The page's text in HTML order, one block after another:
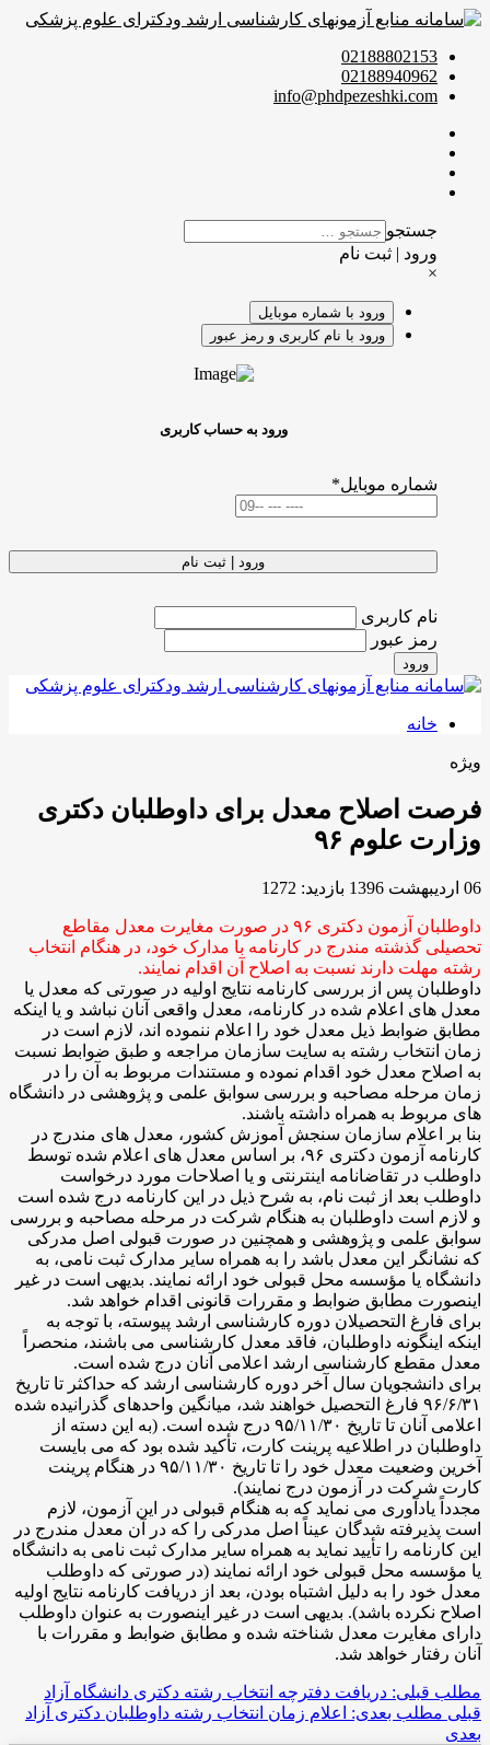
02188802153
02188940962
info@phdpezeshki.com
جستجو
ورود | ثبت نام
×
ورود با شماره موبایل
ورود با نام کاربری و رمز عبور
ورود به حساب کاربری
شماره موبایل*
ورود | ثبت نام
نام کاربری
رمز عبور
ورود
خانه
ویژه
فرصت اصلاح معدل برای داوطلبان دکتری
وزارت علوم ۹۶
06 ارديبهشت 1396 بازدید: 1272
داوطلبان آزمون دکتری ۹۶ در صورت مغایرت معدل مقاطع
تحصیلی گذشته مندرج در کارنامه با مدارک خود، در هنگام انتخاب
رشته مهلت دارند نسبت به اصلاح آن اقدام نمایند.
داوطلبان پس از بررسی کارنامه نتایج اولیه در صورتی که معدل یا
معدل های اعلام شده در کارنامه، معدل واقعی آنان نباشد و یا اینکه
مطابق ضوابط ذیل معدل خود را اعلام ننموده اند، لازم است در
زمان انتخاب رشته به سایت سازمان مراجعه و طبق ضوابط نسبت
به اصلاح معدل خود اقدام نموده و مستندات مربوط به آن را در
زمان مرحله مصاحبه و بررسی سوابق علمی و پژوهشی در دانشگاه
های مربوط به همراه داشته باشند.
بنا بر اعلام سازمان سنجش آموزش کشور، معدل های مندرج در
کارنامه آزمون دکتری ۹۶، بر اساس معدل های اعلام شده توسط
داوطلب در تقاضانامه اینترنتی و یا اصلاحات مورد درخواست
داوطلب بعد از ثبت نام، به شرح ذیل در این کارنامه درج شده است
و لازم است داوطلبان به هنگام شرکت در مرحله مصاحبه و بررسی
سوابق علمی و پژوهشی و همچنین در صورت قبولی اصل مدرکی
که نشانگر این معدل باشد را به همراه سایر مدارک ثبت نامی، به
دانشگاه یا مؤسسه محل قبولی خود ارائه نمایند. بدیهی است در غیر
اینصورت مطابق ضوابط و مقررات قانونی اقدام خواهد شد.
برای فارغ التحصیلان دوره کارشناسی ارشد پیوسته، با توجه به
اینکه اینگونه داوطلبان، فاقد معدل کارشناسی می باشند، منحصراً
معدل مقطع کارشناسی ارشد اعلامی آنان درج شده است.
برای دانشجویان سال آخر دوره کارشناسی ارشد که حداکثر تا تاریخ
۹۶/۶/۳۱ فارغ التحصیل خواهند شد، میانگین واحدهای گذرانیده شده
اعلامی آنان تا تاریخ ۹۵/۱۱/۳۰ درج شده است. (به این دسته از
داوطلبان در اطلاعیه پرینت کارت، تأکید شده بود که می بایست
آخرین وضعیت معدل خود را تا تاریخ ۹۵/۱۱/۳۰ در هنگام پرینت
کارت شرکت در آزمون درج نمایند).
مجدداً یادآوری می نماید که به هنگام قبولی در این آزمون، لازم
است پذیرفته شدگان عیناً اصل مدرکی را که در آن معدل مندرج در
این کارنامه را تأیید نماید به همراه سایر مدارک ثبت نامی به دانشگاه
یا مؤسسه محل قبولی خود ارائه نمایند (در صورتی که داوطلب
معدل خود را به دلیل اشتباه بودن، بعد از دریافت کارنامه نتایج اولیه
اصلاح نکرده باشد). بدیهی است در غیر اینصورت به عنوان داوطلب
دارای مغایرت معدل شناخته شده و مطابق ضوابط و مقررات با
آنان رفتار خواهد شد.
مطلب قبلی: دریافت دفترچه انتخاب رشته دکتری دانشگاه آزاد
قبلی مطلب بعدی: اعلام زمان انتخاب رشته داوطلبان دکتری آزاد
بعدی